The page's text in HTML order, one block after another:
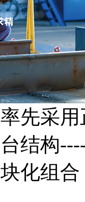
先采
结构
化组